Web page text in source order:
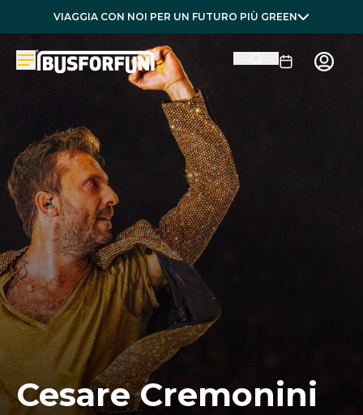
VIAGGIA CON NOI PER UN FUTURO PIÙ GREEN
Cesare Cremonini